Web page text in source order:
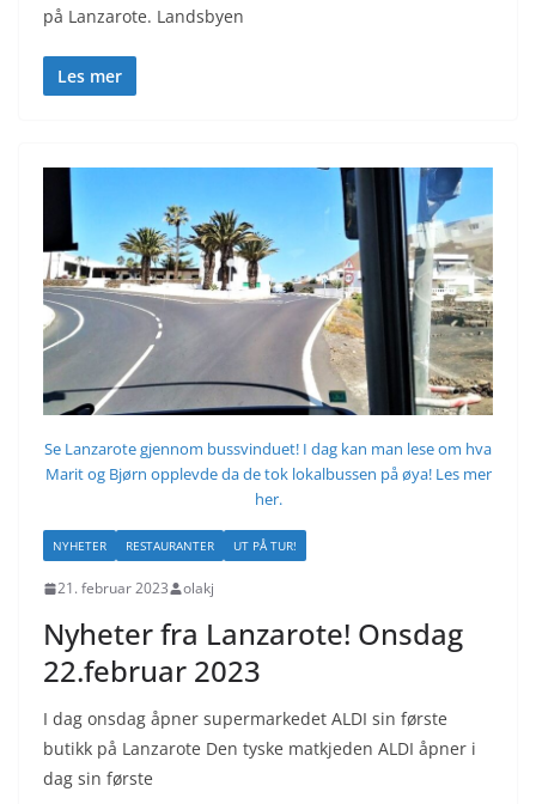
på Lanzarote. Landsbyen
Les mer
Se Lanzarote gjennom bussvinduet! I dag kan man lese om hva
Marit og Bjørn opplevde da de tok lokalbussen på øya! Les mer
her.
NYHETER RESTAURANTER UT PÅ TUR!
21. februar 2023 olakj
Nyheter fra Lanzarote! Onsdag
22.februar 2023
I dag onsdag åpner supermarkedet ALDI sin første
butikk på Lanzarote Den tyske matkjeden ALDI åpner i
dag sin første